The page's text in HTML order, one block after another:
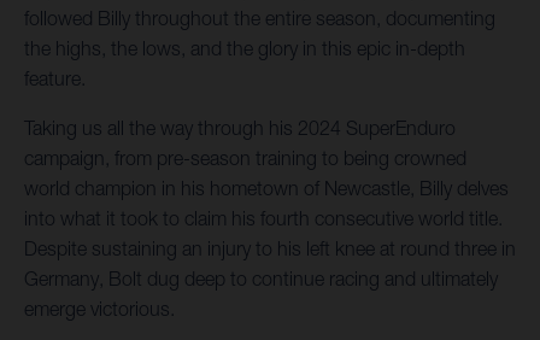
followed Billy throughout the entire season, documenting
the highs, the lows, and the glory in this epic in-depth
feature.
Taking us all the way through his 2024 SuperEnduro
campaign, from pre-season training to being crowned
world champion in his hometown of Newcastle, Billy delves
into what it took to claim his fourth consecutive world title.
Despite sustaining an injury to his left knee at round three in
Germany, Bolt dug deep to continue racing and ultimately
emerge victorious.